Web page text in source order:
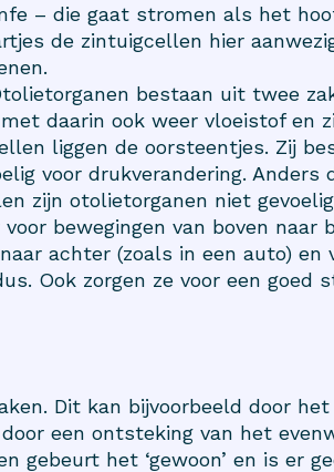
– die gaat stromen als het
de zintuigcellen hier
bestaan uit twee
daarin ook weer vloeistof en
liggen de oorsteentjes. Zij
voor drukverandering. Anders
zijn otolietorganen niet
bewegingen van boven naar
achter (zoals in een auto) en
Ook zorgen ze voor een goed
Dit kan bijvoorbeeld door het
een ontsteking van het
gebeurt het ‘gewoon’ en is er